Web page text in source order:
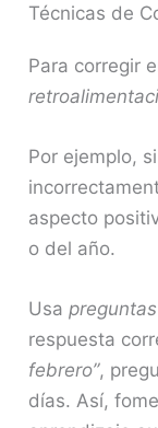
Técnicas de
Para corregir
Por ejemplo,
aspecto
o del año.
Usa
respuesta
febrero”,
días. Así,